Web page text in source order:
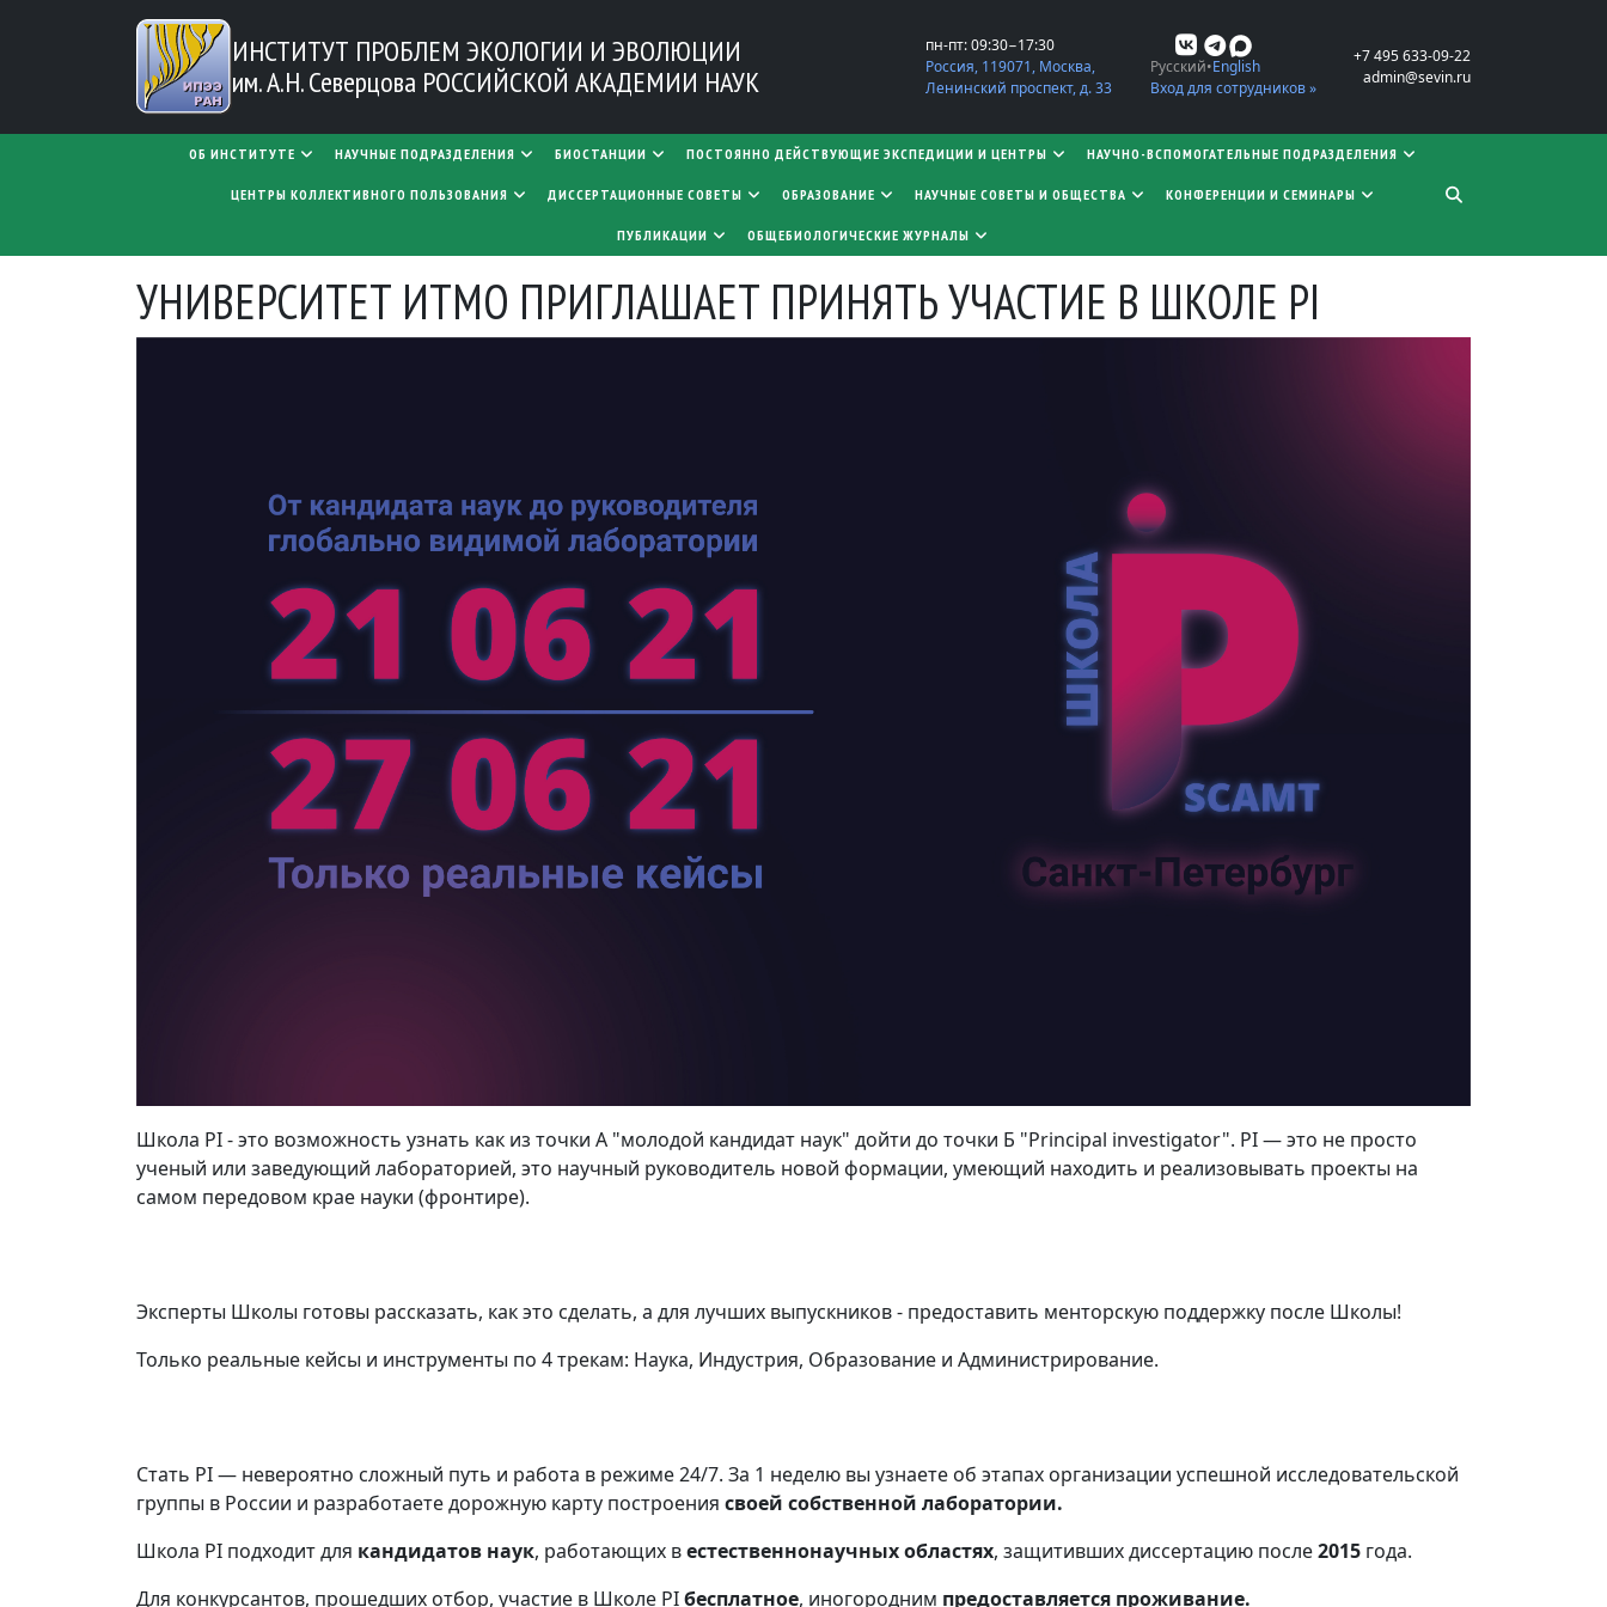
Перейти к основному содержанию
ИНСТИТУТ ПРОБЛЕМ ЭКОЛОГИИ И ЭВОЛЮЦИИ
им. А.Н. Северцова РОССИЙСКОЙ АКАДЕМИИ НАУК
пн-пт: 09:30−17:30
Россия, 119071, Москва,
Ленинский проспект, д. 33
Русский English
Вход для сотрудников »
+7 495 633-09-22
admin@sevin.ru
MAIN NAVIGATION
ОБ ИНСТИТУТЕ НАУЧНЫЕ ПОДРАЗДЕЛЕНИЯ БИОСТАНЦИИ ПОСТОЯННО ДЕЙСТВУЮЩИЕ ЭКСПЕДИЦИИ И ЦЕНТРЫ НАУЧНО-ВСПОМОГАТЕЛЬНЫЕ ПОДРАЗДЕЛЕНИЯ
ЦЕНТРЫ КОЛЛЕКТИВНОГО ПОЛЬЗОВАНИЯ ​​​​​​​ДИССЕРТАЦИОННЫЕ СОВЕТЫ ОБРАЗОВАНИЕ НАУЧНЫЕ СОВЕТЫ И ОБЩЕСТВА КОНФЕРЕНЦИИ И СЕМИНАРЫ
ПУБЛИКАЦИИ ОБЩЕБИОЛОГИЧЕСКИЕ ЖУРНАЛЫ
УНИВЕРСИТЕТ ИТМО ПРИГЛАШАЕТ ПРИНЯТЬ УЧАСТИЕ В ШКОЛЕ PI
Школа PI - это возможность узнать как из точки А "молодой кандидат наук" дойти до точки Б "Principal investigator". PI — это не просто
ученый или заведующий лабораторией, это научный руководитель новой формации, умеющий находить и реализовывать проекты на
самом передовом крае науки (фронтире).
Эксперты Школы готовы рассказать, как это сделать, а для лучших выпускников - предоставить менторскую поддержку после Школы!
Только реальные кейсы и инструменты по 4 трекам: Наука, Индустрия, Образование и Администрирование.
Стать PI — невероятно сложный путь и работа в режиме 24/7. За 1 неделю вы узнаете об этапах организации успешной исследовательской
группы в России и разработаете дорожную карту построения своей собственной лаборатории.
Школа PI подходит для кандидатов наук, работающих вестественнонаучных областях, защитивших диссертацию после2015 года.
Для конкурсантов, прошедших отбор, участие в Школе PIбесплатное, иногородним предоставляется проживание.